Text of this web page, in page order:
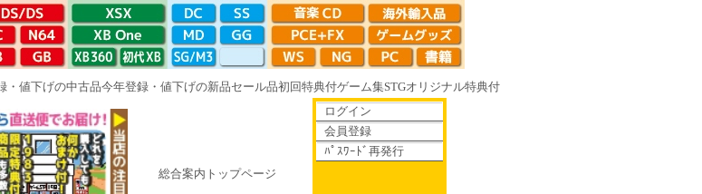
・値下げの中古品今年登録・値下げの新品セール品初回特典付ゲーム集STGオリジナル特典付
総合案内トップページ
ログイン
会員登録
ﾊﾟｽﾜｰﾄﾞ再発行